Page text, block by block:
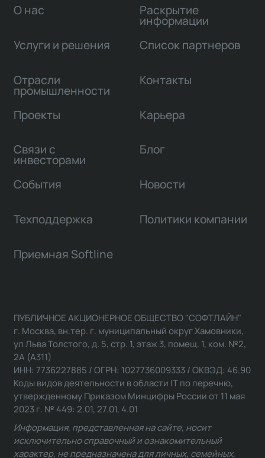
О нас
Услуги и решения
Отрасли
промышленности
Проекты
Связи с
инвесторами
Раскрытие
информации
Список партнеров
Контакты
Карьера
Блог
События Новости
Техподдержка Политики компании
Приемная Softline
ПУБЛИЧНОЕ АКЦИОНЕРНОЕ ОБЩЕСТВО "СОФТЛАЙН"
г. Москва, вн.тер. г. муниципальный округ Хамовники,
ул Льва Толстого, д. 5, стр. 1, этаж 3, помещ. 1, ком. №2,
2А (А311)
ИНН: 7736227885 / ОГРН: 1027736009333 / ОКВЭД: 46.90
Коды видов деятельности в области IT по перечню,
утвержденному Приказом Минцифры России от 11 мая
2023 г. № 449: 2.01, 27.01, 4.01
Информация, представленная на сайте, носит
исключительно справочный и ознакомительный
характер, не предназначена для личных, семейных,